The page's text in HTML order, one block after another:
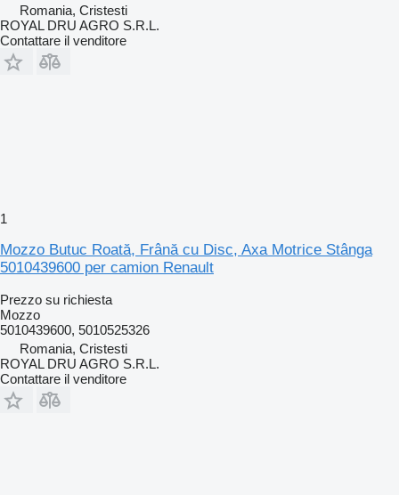
Romania, Cristesti
ROYAL DRU AGRO S.R.L.
Contattare il venditore
1
Mozzo Butuc Roată, Frână cu Disc, Axa Motrice Stânga
5010439600 per camion Renault
Prezzo su richiesta
Mozzo
5010439600, 5010525326
Romania, Cristesti
ROYAL DRU AGRO S.R.L.
Contattare il venditore